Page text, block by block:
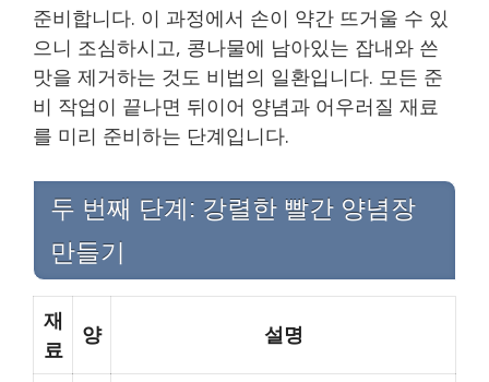
준비합니다. 이 과정에서 손이 약간 뜨거울 수 있
으니 조심하시고, 콩나물에 남아있는 잡내와 쓴
맛을 제거하는 것도 비법의 일환입니다. 모든 준
비 작업이 끝나면 뒤이어 양념과 어우러질 재료
를 미리 준비하는 단계입니다.
두 번째 단계: 강렬한 빨간 양념장
만들기
재
료
양 설명